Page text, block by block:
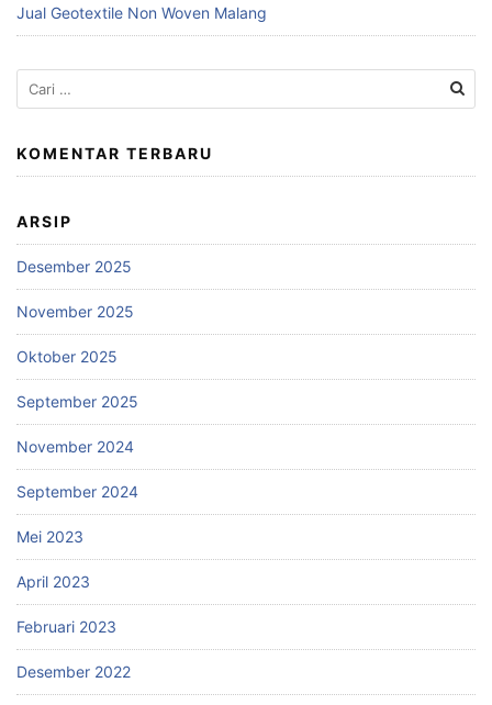
Jual Geotextile Non Woven Malang
Cari
untuk:
KOMENTAR TERBARU
ARSIP
Desember 2025
November 2025
Oktober 2025
September 2025
November 2024
September 2024
Mei 2023
April 2023
Februari 2023
Desember 2022